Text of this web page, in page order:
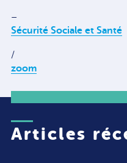
–
Sécurité Sociale et Santé
/
zoom
Articles